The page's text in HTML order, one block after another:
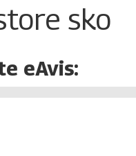
sko
eAvis: